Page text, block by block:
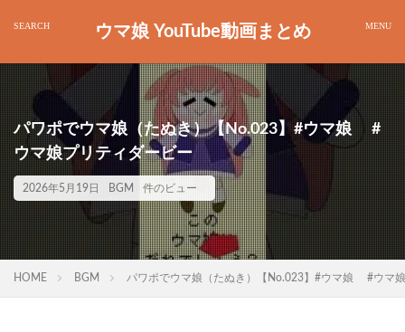
ウマ娘 YouTube動画まとめ
パワポでウマ娘（たぬき）【No.023】#ウマ娘 #
ウマ娘プリティダービー
2026年5月19日 BGM 件のビュー
HOME BGM パワポでウマ娘（たぬき）【No.023】#ウマ娘 #ウマ